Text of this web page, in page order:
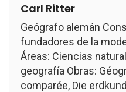
Carl Ritter
Geógrafo alemán
fundadores de la
Áreas: Ciencias
geografía Obras:
comparée, Die